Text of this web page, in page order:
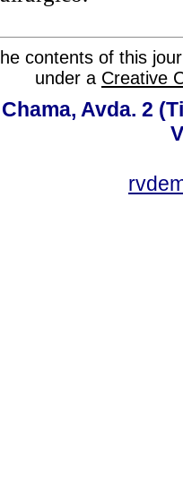
contents of this
under a Creative
Avda. 2